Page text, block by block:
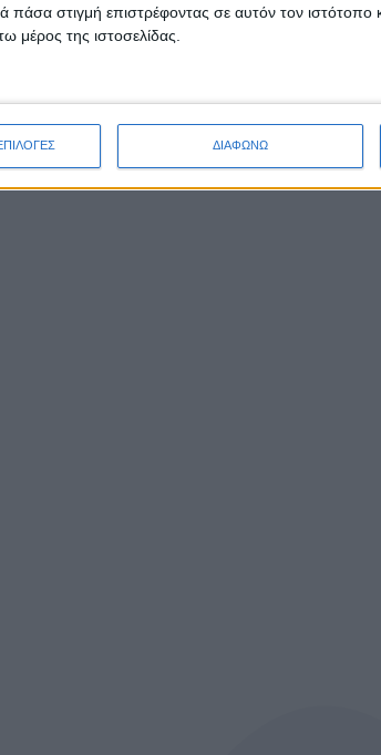
στιγμή επιστρέφοντας σε αυτόν τον ιστότοπο
μέρος της ιστοσελίδας.
ΔΙΑΦΩΝΩ